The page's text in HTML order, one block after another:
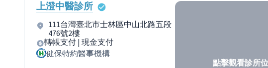
上澄中醫診所
111台灣臺北市士林區中山北路五段
476號2樓
轉帳支付 | 現金支付
健保特約醫事機構
點擊觀看診所